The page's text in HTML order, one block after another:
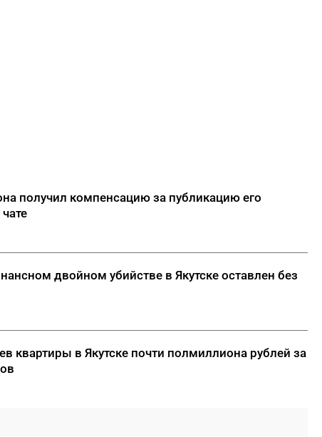
получил компенсацию за публикацию его
двойном убийстве в Якутске оставлен без
квартиры в Якутске почти полмиллиона рублей за